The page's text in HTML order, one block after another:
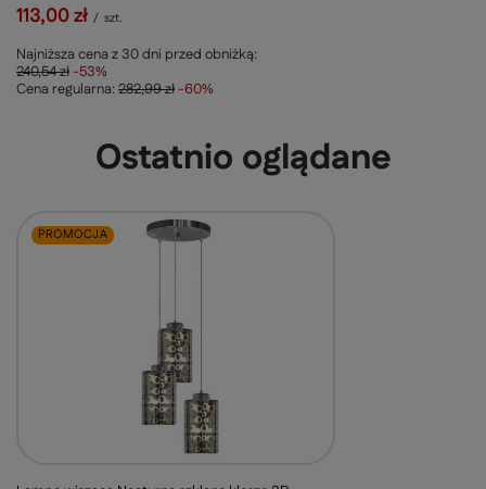
113,00 zł / szt.
Najniższa cena z 30 dni przed obniżką:
240,54 zł-53%
Cena regularna: 282,99 zł-60%
Ostatnio oglądane
PROMOCJA